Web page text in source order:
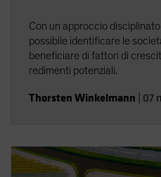
Con un approccio
possibile identificare le
beneficiare di fattori di
redimenti potenziali.
Thorsten Winkelmann 07